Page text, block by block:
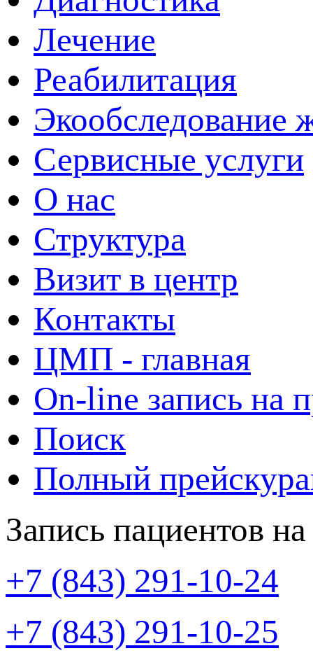
Лечение
Реабилитация
Экообследование
Сервисные услуги
О нас
Структура
Визит в центр
Контакты
ЦМП - главная
On-line запись на
Поиск
Полный
Запись пациентов
+7 (843) 291-10-24
+7 (843) 291-10-25